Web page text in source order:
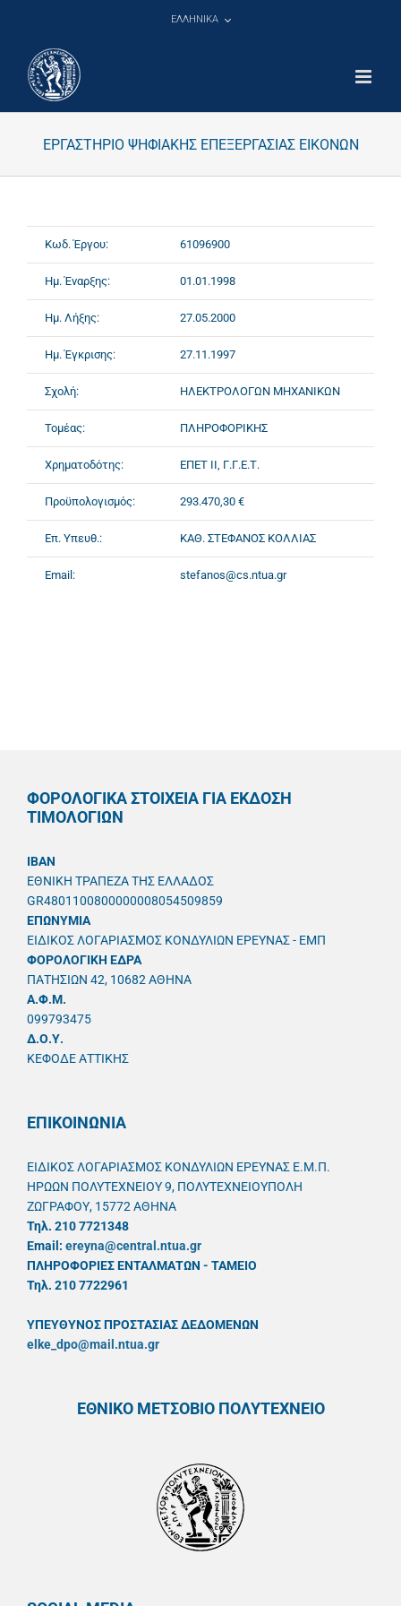
ΕΛΛΗΝΙΚΑ
ΕΡΓΑΣΤΗΡΙΟ ΨΗΦΙΑΚΗΣ ΕΠΕΞΕΡΓΑΣΙΑΣ ΕΙΚΟΝΩΝ
Κωδ. Έργου: 61096900
Ημ. Έναρξης: 01.01.1998
Ημ. Λήξης: 27.05.2000
Ημ. Έγκρισης: 27.11.1997
Σχολή: ΗΛΕΚΤΡΟΛΟΓΩΝ ΜΗΧΑΝΙΚΩΝ
Τομέας: ΠΛΗΡΟΦΟΡΙΚΗΣ
Χρηματοδότης: ΕΠΕΤ ΙΙ, Γ.Γ.Ε.Τ.
Προϋπολογισμός: 293.470,30 €
Επ. Υπευθ.: ΚΑΘ. ΣΤΕΦΑΝΟΣ ΚΟΛΛΙΑΣ
Email: stefanos@cs.ntua.gr
ΦΟΡΟΛΟΓΙΚΑ ΣΤΟΙΧΕΙΑ ΓΙΑ ΕΚΔΟΣΗ
ΤΙΜΟΛΟΓΙΩΝ
IBAN
ΕΘΝΙΚΗ ΤΡΑΠΕΖΑ ΤΗΣ ΕΛΛΑΔΟΣ
GR4801100800000008054509859
ΕΠΩΝΥΜΙΑ
ΕΙΔΙΚΟΣ ΛΟΓΑΡΙΑΣΜΟΣ ΚΟΝΔΥΛΙΩΝ ΕΡΕΥΝΑΣ - ΕΜΠ
ΦΟΡΟΛΟΓΙΚΗ ΕΔΡΑ
ΠΑΤΗΣΙΩΝ 42, 10682 ΑΘΗΝΑ
A.Φ.Μ.
099793475
Δ.Ο.Υ.
ΚΕΦΟΔΕ ΑΤΤΙΚΗΣ
ΕΠΙΚΟΙΝΩΝΙΑ
ΕΙΔΙΚΟΣ ΛΟΓΑΡΙΑΣΜΟΣ ΚΟΝΔΥΛΙΩΝ ΕΡΕΥΝΑΣ Ε.Μ.Π.
ΗΡΩΩΝ ΠΟΛΥΤΕΧΝΕΙΟΥ 9, ΠΟΛΥΤΕΧΝΕΙΟΥΠΟΛΗ
ΖΩΓΡΑΦΟΥ, 15772 ΑΘΗΝΑ
Τηλ. 210 7721348
Email: ereyna@central.ntua.gr
ΠΛΗΡΟΦΟΡΙΕΣ ΕΝΤΑΛΜΑΤΩΝ - ΤΑΜΕΙΟ
Τηλ. 210 7722961
ΥΠΕΥΘYΝΟΣ ΠΡΟΣΤΑΣΙΑΣ ΔΕΔΟΜΕΝΩΝ
elke_dpo@mail.ntua.gr
ΕΘΝΙΚΟ ΜΕΤΣΟΒΙΟ ΠΟΛΥΤΕΧΝΕΙΟ